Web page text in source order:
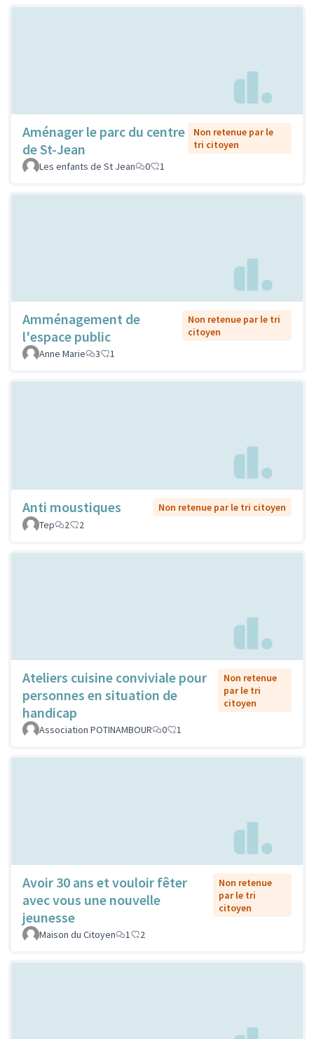
Aménager le parc du centre
de St-Jean
Non retenue par le
tri citoyen
Les enfants de St Jean
0 1
Amménagement de
l'espace public
Non retenue par le tri
citoyen
Anne Marie
3 1
Anti moustiques
Non retenue par le tri citoyen
Tep
2 2
Ateliers cuisine conviviale pour
personnes en situation de
handicap
Non retenue
par le tri
citoyen
Association POTINAMBOUR 0 1
Avoir 30 ans et vouloir fêter
avec vous une nouvelle
jeunesse
Non retenue
par le tri
citoyen
Maison du Citoyen 1 2